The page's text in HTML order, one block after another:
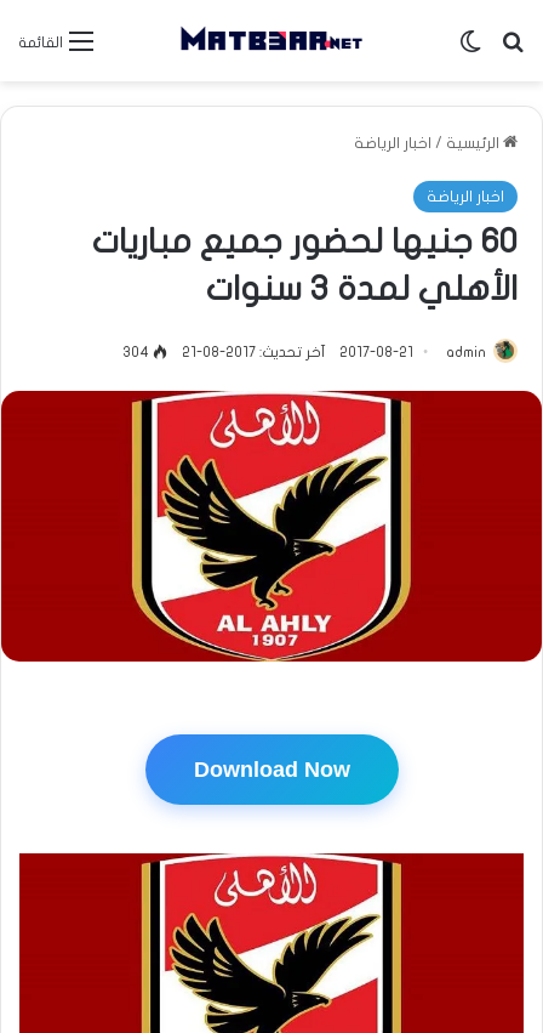
القائمة بحث عنالوضع المظلم
الرئيسية / اخبار الرياضة
اخبار الرياضة
60 جنيها لحضور جميع مباريات
الأهلي لمدة 3 سنوات
admin
2017-08-21 آخر تحديث: 2017-08-21 304
Download Now